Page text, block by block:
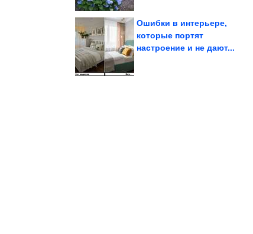
Ошибки в интерьере,
которые портят
настроение и не дают...
Интернет снова
превзошел сам себя